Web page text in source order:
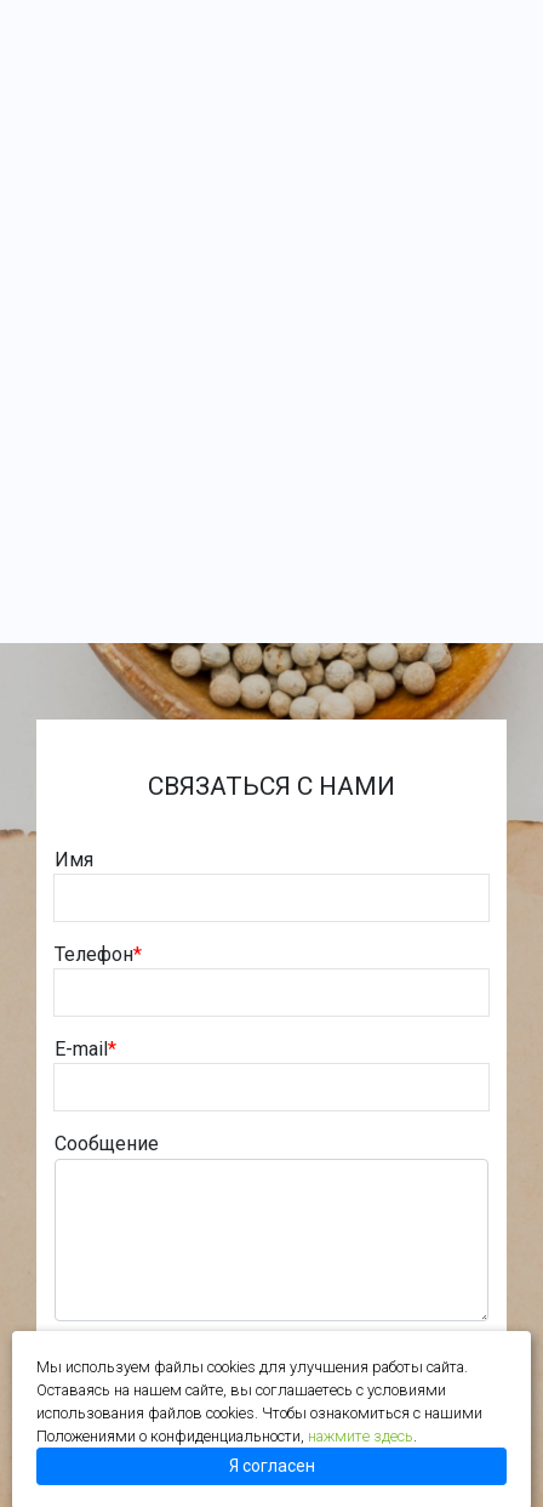
Мы используем файлы cookies для улучшения работы сайта.
Оставаясь на нашем сайте, вы соглашаетесь с условиями
использования файлов cookies. Чтобы ознакомиться с нашими
Положениями о конфиденциальности, нажмите здесь.
Я согласен
СВЯЗАТЬСЯ С НАМИ
Имя
Телефон*
E-mail*
Сообщение
Я соглашаюсь на
сбор персональных
данных*